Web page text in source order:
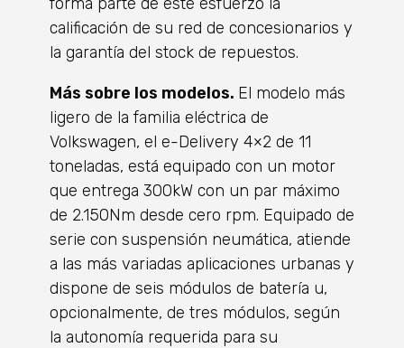
calificación de su red de concesionarios y
la garantía del stock de repuestos.
Más sobre los modelos. El modelo más
ligero de la familia eléctrica de
Volkswagen, el e-Delivery 4×2 de 11
toneladas, está equipado con un motor
que entrega 300kW con un par máximo
de 2.150Nm desde cero rpm. Equipado de
serie con suspensión neumática, atiende
a las más variadas aplicaciones urbanas y
dispone de seis módulos de batería u,
opcionalmente, de tres módulos, según
la autonomía requerida para su